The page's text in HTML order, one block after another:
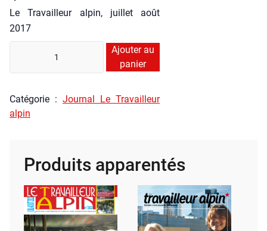
Le Tra­vailleur alpin, juillet août
2017
té
Le
Tra­
n°268
août
2017
Ajouter au
panier
Caté­go­rie : Jour­nal Le Tra­vailleur
alpin
Produits apparentés